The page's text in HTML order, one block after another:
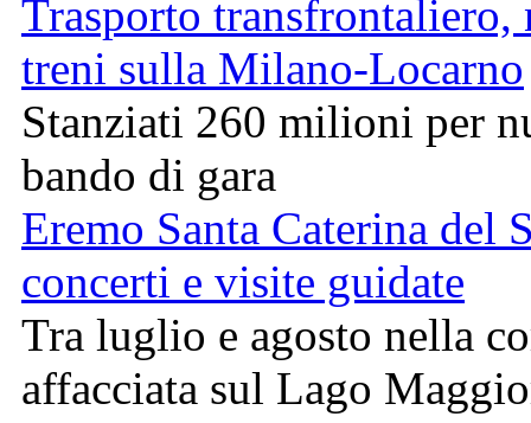
Trasporto transfrontaliero,
treni sulla Milano-Locarno
Stanziati 260 milioni per
bando di gara
Eremo Santa Caterina del
concerti e visite guidate
Tra luglio e agosto nella
affacciata sul Lago